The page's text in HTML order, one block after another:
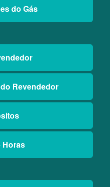
do Gás
Revendedor
Horas